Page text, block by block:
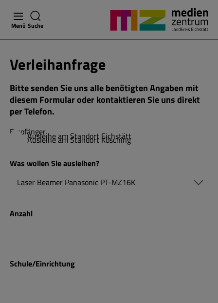
Menü Suche
Verleihanfrage
Bitte senden Sie uns alle benötigten Angaben mit
diesem Formular oder kontaktieren Sie uns direkt
per Telefon.
EmpfängerAusleihe am Standort Eichstätt
Ausleihe am Standort Kösching
Was wollen Sie ausleihen?
Anzahl
Schule/Einrichtung